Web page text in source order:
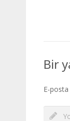
Bir
E-posta